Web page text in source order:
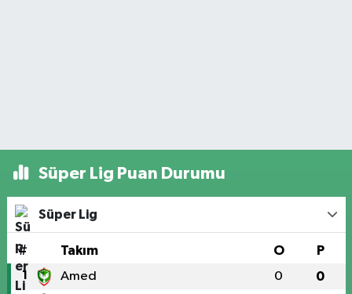
Süper Lig Puan Durumu
Süper Lig
# Takım O P
1 Amed 0 0